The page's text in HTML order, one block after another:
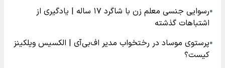
●
رسوایی جنسی معلم زن با شاگرد ۱۷ ساله | یادگیری از
اشتباهات گذشته
●پرستوی موساد در رختخواب مدیر اف‌بی‌آی | الکسیس ویلکینز
کیست؟